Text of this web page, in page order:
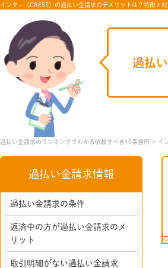
インター（CREST）の過払い金請求のデメリットは？特徴と
過払
過払い金請求のランキングでわかる依頼すべき10事務所 イ
過払い金請求情報
過払い金請求の条件
返済中の方が過払い金請求のメ
リット
取引明細がない過払い金請求